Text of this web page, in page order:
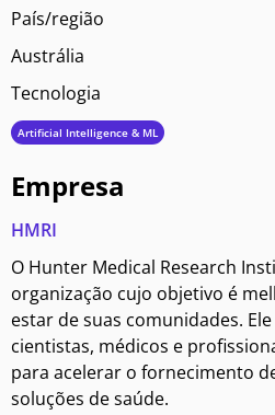
País/região
Austrália
Tecnologia
Artificial Intelligence & ML
Empresa
HMRI
O Hunter Medical Research
organização cujo objetivo é
estar de suas comunidades.
cientistas, médicos e
para acelerar o fornecimento
soluções de saúde.